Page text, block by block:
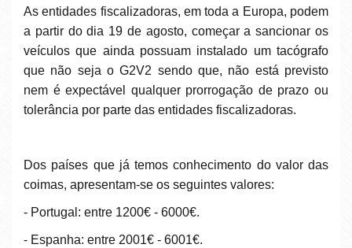
As entidades fiscalizadoras, em toda a Europa, podem
a partir do dia 19 de agosto, começar a sancionar os
veículos que ainda possuam instalado um tacógrafo
que não seja o G2V2 sendo que, não está previsto
nem é expectável qualquer prorrogação de prazo ou
tolerância por parte das entidades fiscalizadoras.
Dos países que já temos conhecimento do valor das
coimas, apresentam-se os seguintes valores:
- Portugal: entre 1200€ - 6000€.
- Espanha: entre 2001€ - 6001€.